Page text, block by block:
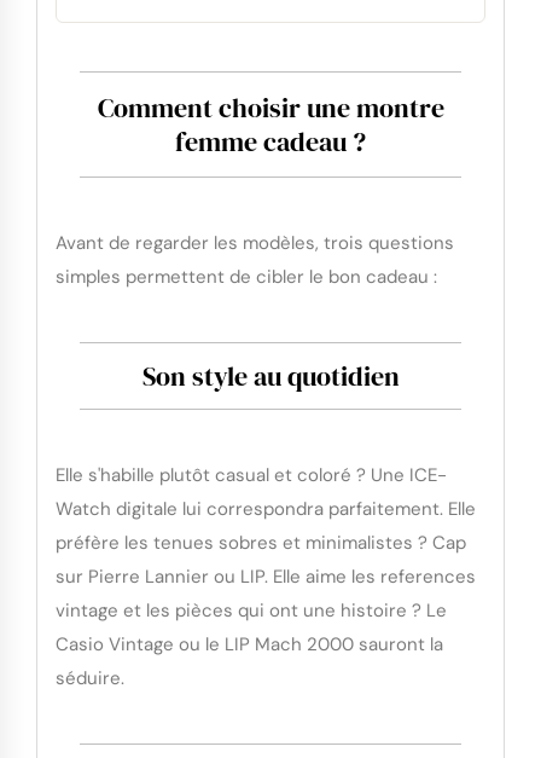
Comment choisir une montre
femme cadeau ?
Avant de regarder les modèles, trois questions
simples permettent de cibler le bon cadeau :
Son style au quotidien
Elle s'habille plutôt casual et coloré ? Une ICE-
Watch digitale lui correspondra parfaitement. Elle
préfère les tenues sobres et minimalistes ? Cap
sur Pierre Lannier ou LIP. Elle aime les references
vintage et les pièces qui ont une histoire ? Le
Casio Vintage ou le LIP Mach 2000 sauront la
séduire.